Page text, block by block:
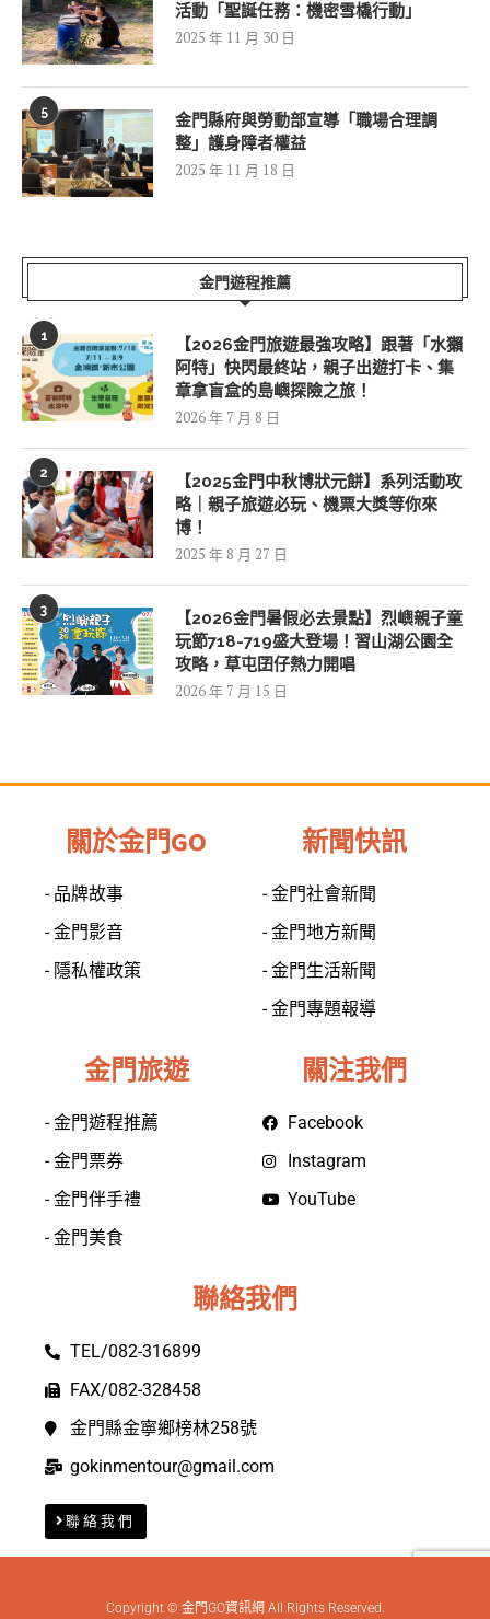
活動「聖誕任務：機密雪橇行動」
2025 年 11 月 30 日
5
金門縣府與勞動部宣導「職場合理調
整」護身障者權益
2025 年 11 月 18 日
金門遊程推薦
1
【2026金門旅遊最強攻略】跟著「水獺
阿特」快閃最終站，親子出遊打卡、集
章拿盲盒的島嶼探險之旅！
2026 年 7 月 8 日
2
【2025金門中秋博狀元餅】系列活動攻
略｜親子旅遊必玩、機票大獎等你來
博！
2025 年 8 月 27 日
3
【2026金門暑假必去景點】烈嶼親子童
玩節718-719盛大登場！習山湖公園全
攻略，草屯囝仔熱力開唱
2026 年 7 月 15 日
關於金門GO
- 品牌故事
- 金門影音
- 隱私權政策
新聞快訊
- 金門社會新聞
- 金門地方新聞
- 金門生活新聞
- 金門專題報導
金門旅遊
- 金門遊程推薦
- 金門票券
- 金門伴手禮
- 金門美食
關注我們
Facebook
Instagram
YouTube
聯絡我們
TEL/082-316899
FAX/082-328458
金門縣金寧鄉榜林258號
gokinmentour@gmail.com
聯絡我們
Copyright © 金門GO資訊網 All Rights Reserved.